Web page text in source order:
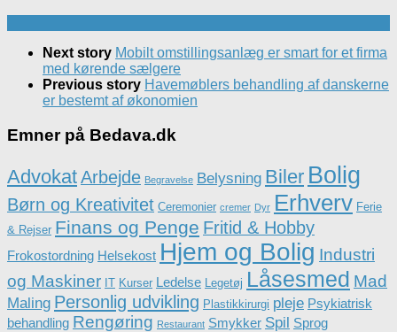
Next story Mobilt omstillingsanlæg er smart for et firma
med kørende sælgere
Previous story Havemøblers behandling af danskerne
er bestemt af økonomien
Emner på Bedava.dk
AdvokatArbejde Begravelse Belysning Biler Bolig
Børn og Kreativitet Ceremonier cremer Dyr Erhverv Ferie
& Rejser Finans og Penge Fritid & Hobby
Frokostordning Helsekost Hjem og Bolig Industri
og Maskiner IT Kurser Ledelse Legetøj Låsesmed Mad
Maling Personlig udvikling Plastikkirurgi pleje Psykiatrisk
behandling Rengøring Restaurant Smykker Spil Sprog